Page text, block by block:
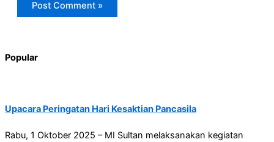
Popular
Upacara Peringatan Hari Kesaktian Pancasila
Rabu, 1 Oktober 2025 – MI Sultan melaksanakan kegiatan